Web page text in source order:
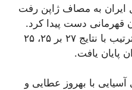
ایران به مصاف ژاپن رفت
عنوان قهرمانی دست پیدا کرد.
این رقابت در سه ست و به ترتیب با نتایج ۲۷ بر ۲۵، ۲۵
با بهروز عطایی و